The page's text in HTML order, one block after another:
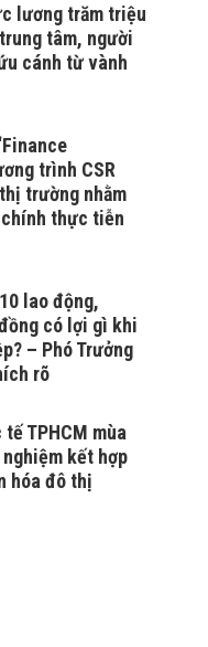
lương trăm triệu
tâm, người
cánh từ vành
trình CSR
trường nhằm
thực tiễn
lao động,
có lợi gì khi
– Phó Trưởng
rõ
TPHCM mùa
kết hợp
hóa đô thị